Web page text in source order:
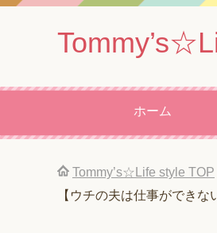
ホーム
Tommy’s☆Life style TOP
【ウチの夫は仕事ができ